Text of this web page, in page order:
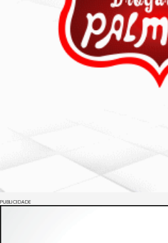
PUBLICIDADE